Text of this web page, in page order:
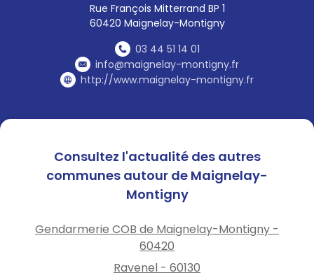
Rue François Mitterrand BP 1
60420 Maignelay-Montigny
03 44 51 14 01
info@maignelay-montigny.fr
http://www.maignelay-montigny.fr
Consultez l'actualité des autres
communes autour de Maignelay-
Montigny
Gendarmerie COB de Maignelay-Montigny -
60420
Ravenel - 60130